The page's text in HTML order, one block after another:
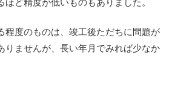
ほど精度が低いものもありました。
程度のものは、竣工後ただちに問題が
りませんが、長い年月でみれば少なか